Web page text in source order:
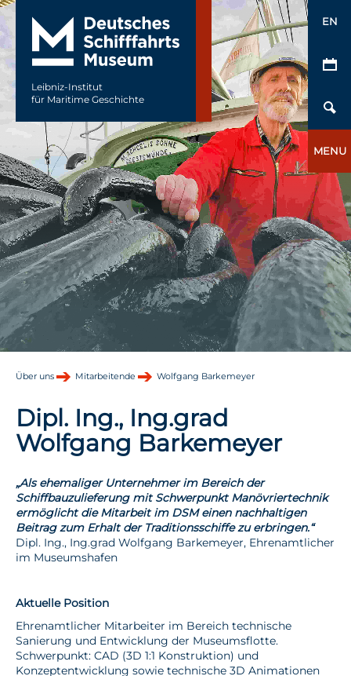
Leibniz-Institut
für Maritime Geschichte
EN
MENU
Über uns Mitarbeitende Wolfgang Barkemeyer
Dipl. Ing., Ing.grad
Wolfgang Barkemeyer
„Als ehemaliger Unternehmer im Bereich der
Schiffbauzulieferung mit Schwerpunkt Manövriertechnik
ermöglicht die Mitarbeit im DSM einen nachhaltigen
Beitrag zum Erhalt der Traditionsschiffe zu erbringen.“
Dipl. Ing., Ing.grad Wolfgang Barkemeyer, Ehrenamtlicher
im Museumshafen
Aktuelle Position
Ehrenamtlicher Mitarbeiter im Bereich technische
Sanierung und Entwicklung der Museumsflotte.
Schwerpunkt: CAD (3D 1:1 Konstruktion) und
Konzeptentwicklung sowie technische 3D Animationen